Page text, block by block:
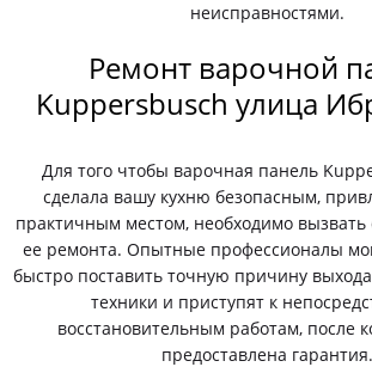
неисправностями.
Ремонт варочной
Kuppersbusch улица
Для того чтобы варочная панель
сделала вашу кухню безопасным,
практичным местом, необходимо вызвать
ее ремонта. Опытные профессионалы
быстро поставить точную причину
техники и приступят к
восстановительным работам, после
предоставлена гарантия.